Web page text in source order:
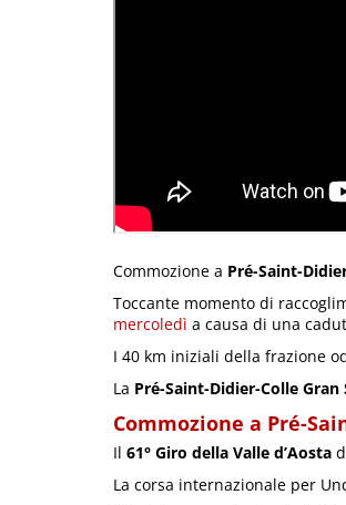
Commozione a Pré-Saint-
Toccante momento di
mercoledì a causa di una
I 40 km iniziali della frazione
La Pré-Saint-Didier-Colle Gran
Commozione a Pré-
Il 61° Giro della Valle d’Aosta
La corsa internazionale per